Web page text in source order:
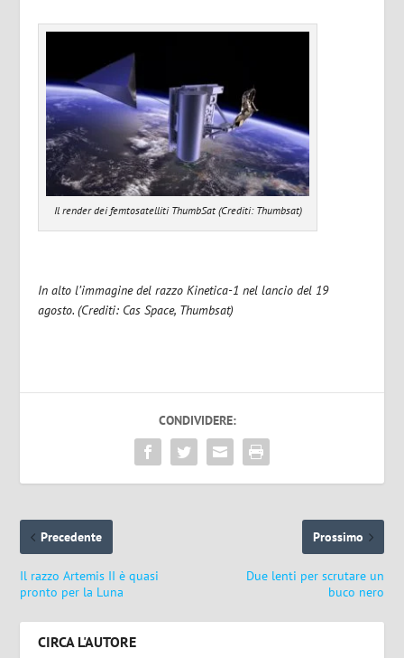
Il render dei femtosatelliti ThumbSat (Crediti: Thumbsat)
In alto l’immagine del razzo Kinetica-1 nel lancio del 19
agosto. (Crediti: Cas Space, Thumbsat)
CONDIVIDERE:
Precedente
Il razzo Artemis II è quasi
pronto per la Luna
Prossimo
Due lenti per scrutare un
buco nero
CIRCA L'AUTORE